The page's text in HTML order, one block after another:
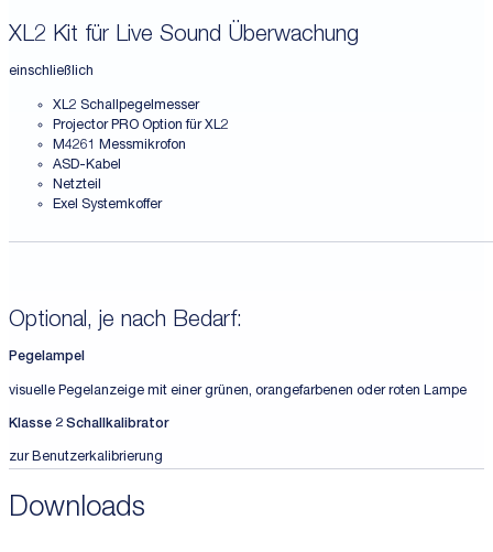
XL2 Kit für Live Sound Überwachung
einschließlich
XL2 Schallpegelmesser
Projector PRO Option für XL2
M4261 Messmikrofon
ASD-Kabel
Netzteil
Exel Systemkoffer
Optional, je nach Bedarf:
Pegelampel
visuelle Pegelanzeige mit einer grünen, orangefarbenen oder roten Lampe
Klasse 2 Schallkalibrator
zur Benutzerkalibrierung
Downloads